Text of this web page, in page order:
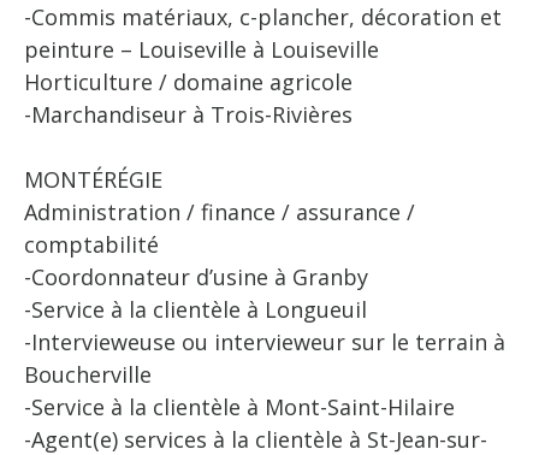
-Commis matériaux, c-plancher, décoration et
peinture – Louiseville à Louiseville
Horticulture / domaine agricole
-Marchandiseur à Trois-Rivières
MONTÉRÉGIE
Administration / finance / assurance /
comptabilité
-Coordonnateur d’usine à Granby
-Service à la clientèle à Longueuil
-Intervieweuse ou intervieweur sur le terrain à
Boucherville
-Service à la clientèle à Mont-Saint-Hilaire
-Agent(e) services à la clientèle à St-Jean-sur-